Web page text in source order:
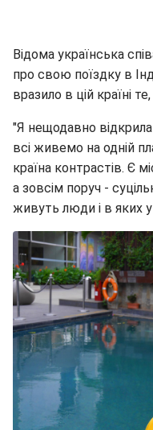
Відома українська
про свою поїздку в
вразило в цій країні
"Я нещодавно
всі живемо на одній
країна контрастів. Є
а зовсім поруч -
живуть люди і в яких